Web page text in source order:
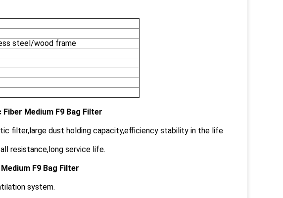
steel/wood frame
Medium F9 Bag Filter
filter,large dust holding capacity,efficiency stability in the life
resistance,long service life.
F9 Bag Filter
system.